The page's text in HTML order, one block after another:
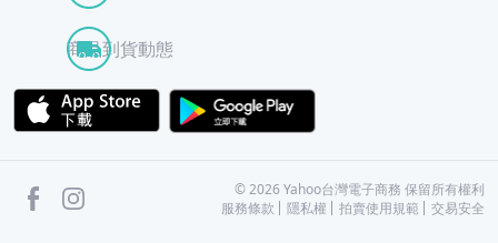
商品到貨動態
APP Store
facebook ©2026 Yahoo台灣電子商務 保留所有權利
服務條款
隱私權 拍賣使用規範 交易安全